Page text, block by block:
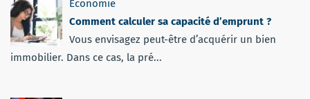
Economie
Comment calculer sa capacité d’emprunt ?
Vous envisagez peut-être d’acquérir un bien
immobilier. Dans ce cas, la pré...